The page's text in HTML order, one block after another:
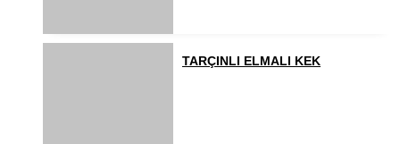
TARÇINLI ELMALI KEK